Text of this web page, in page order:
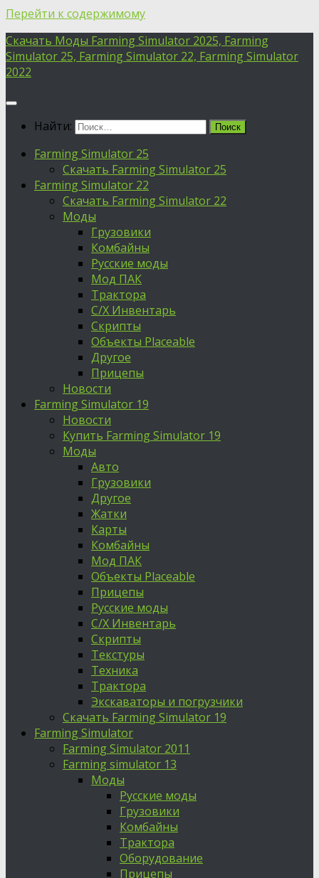
Перейти к содержимому
Скачать Моды Farming Simulator 2025, Farming
Simulator 25, Farming Simulator 22, Farming Simulator
2022
Найти:
Farming Simulator 25
Скачать Farming Simulator 25
Farming Simulator 22
Скачать Farming Simulator 22
Моды
Грузовики
Комбайны
Русские моды
Мод ПАК
Трактора
С/Х Инвентарь
Скрипты
Объекты Placeable
Другое
Прицепы
Новости
Farming Simulator 19
Новости
Купить Farming Simulator 19
Моды
Авто
Грузовики
Другое
Жатки
Карты
Комбайны
Мод ПАК
Объекты Placeable
Прицепы
Русские моды
С/Х Инвентарь
Скрипты
Текстуры
Техника
Трактора
Экскаваторы и погрузчики
Скачать Farming Simulator 19
Farming Simulator
Farming Simulator 2011
Farming simulator 13
Моды
Русские моды
Грузовики
Комбайны
Трактора
Оборудование
Прицепы